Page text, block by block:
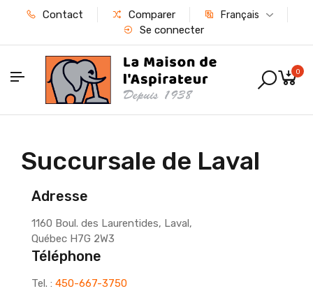
Contact Comparer Français
Se connecter
0
Succursale de Laval
Adresse
1160 Boul. des Laurentides, Laval,
Québec H7G 2W3
Téléphone
Tel. : 450-667-3750